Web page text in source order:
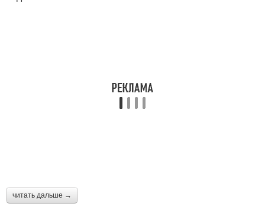
читать дальше →